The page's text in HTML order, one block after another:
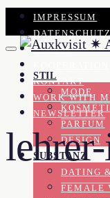
IMPRESSUM
DATENSCHUTZ
PRESSE
KONTAKT
WORK WITH
NEWSLETTER
STIL
MODE
PARFUM
DESIGN
SUBSTANZ
DATING
FEMALE